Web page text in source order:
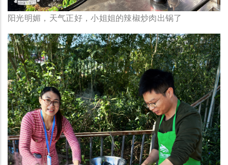
阳光明媚，天气正好，小姐姐的辣椒炒肉出锅了